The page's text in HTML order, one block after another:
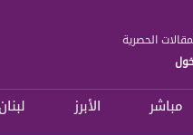
الحصرية
مباشر الأبرز لبنان